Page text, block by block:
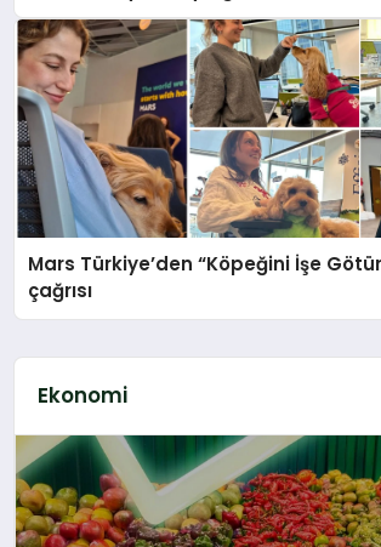
Mars Türkiye’den “Köpeğini İşe
çağrısı
Ekonomi